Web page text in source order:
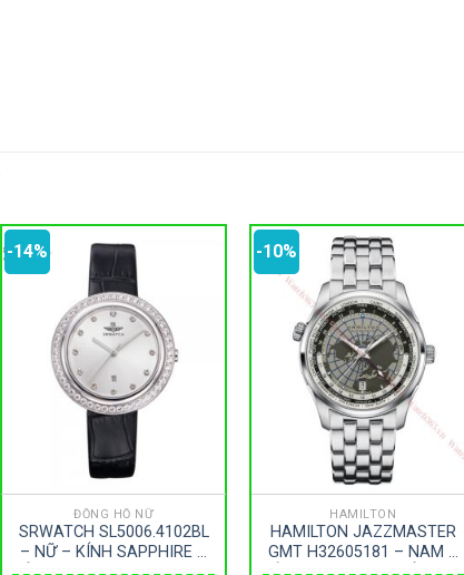
-14%
ĐỒNG HỒ NỮ
SRWATCH SL5006.4102BL
– NỮ – KÍNH SAPPHIRE –
-10%
HAMILTON
HAMILTON JAZZMASTER
GMT H32605181 – NAM –